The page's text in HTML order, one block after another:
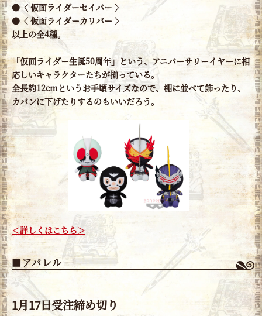
●〈 仮面ライダーセイバー 〉
●〈 仮面ライダーカリバー 〉
以上の全4種。
「仮面ライダー生誕50周年」という、アニバーサリーイヤーに相
応しいキャラクターたちが揃っている。
全長約12cmというお手頃サイズなので、棚に並べて飾ったり、
カバンに下げたりするのもいいだろう。
＜詳しくはこちら＞
■アパレル
1月17日受注締め切り